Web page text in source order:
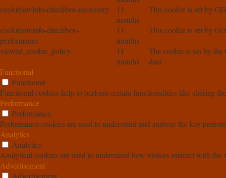
cookielawinfo-checkbox-necessary
11
months
This cookie is set by
cookielawinfo-checkbox-
performance
11
months
This cookie is set by
viewed_cookie_policy
11
months
The cookie is set by the
data.
Functional
Functional
Functional cookies help to perform certain functionalities like sharing
Performance
Performance
Performance cookies are used to understand and analyze the key
Analytics
Analytics
Analytical cookies are used to understand how visitors interact with
Advertisement
Advertisement